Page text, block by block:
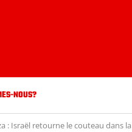
NOUS?
: Israël retourne le couteau dans